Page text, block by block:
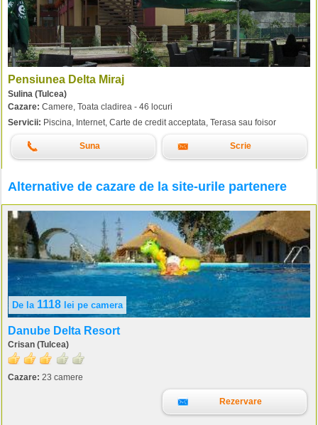
Pensiunea Delta Miraj
Sulina (Tulcea)
Cazare: Camere, Toata cladirea - 46 locuri
Servicii: Piscina, Internet, Carte de credit acceptata, Terasa sau foisor
Suna Scrie
Alternative de cazare de la site-urile partenere
De la 1118 lei pe camera
Danube Delta Resort
Crisan (Tulcea)
Cazare: 23 camere
Rezervare